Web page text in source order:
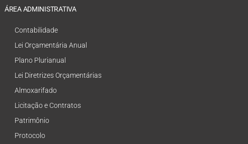
ÁREA ADMINISTRATIVA
Contabilidade
Lei Orçamentária Anual
Plano Plurianual
Lei Diretrizes Orçamentárias
Almoxarifado
Licitação e Contratos
Patrimônio
Protocolo